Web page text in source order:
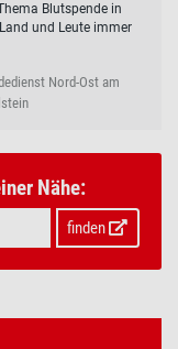
Blutspende in
und Leute immer
Nord-Ost am
Nähe:
finden